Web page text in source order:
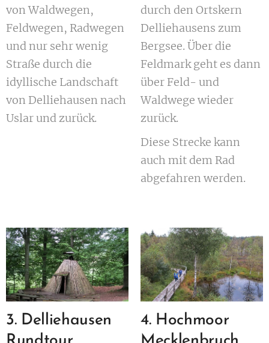
von Waldwegen,
Feldwegen, Radwegen
und nur sehr wenig
Straße durch die
idyllische Landschaft
von Delliehausen nach
Uslar und zurück.
durch den Ortskern
Delliehausens zum
Bergsee. Über die
Feldmark geht es dann
über Feld- und
Waldwege wieder
zurück.
Diese Strecke kann
auch mit dem Rad
abgefahren werden.
3. Delliehausen
4. Hochmoor